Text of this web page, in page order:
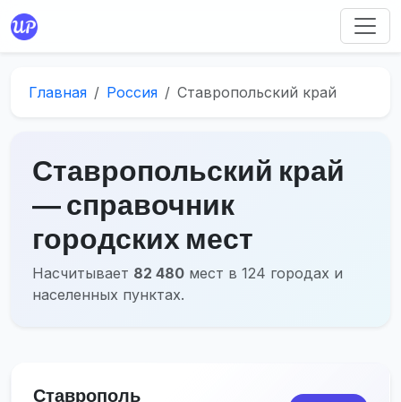
Главная Россия Ставропольский край
Ставропольский край
― справочник
городских мест
Насчитывает 82 480 мест в 124 городах и
населенных пунктах.
Ставрополь